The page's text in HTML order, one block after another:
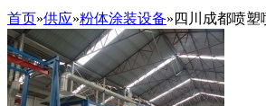
首页»供应»粉体涂装设备»四川成都喷塑